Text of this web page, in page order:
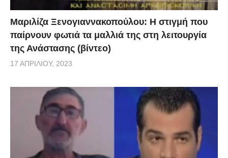
Μαριλίζα Ξενογιαννακοπούλου: Η στιγμή που
παίρνουν φωτιά τα μαλλιά της στη λειτουργία
της Ανάστασης (βίντεο)
17 ΑΠΡΙΛΊΟΥ, 2023